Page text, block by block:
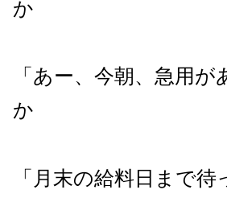
か
「あー、今朝、急用
か
「月末の給料日まで